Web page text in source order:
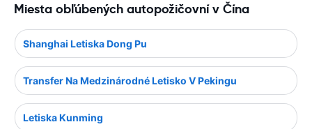
Miesta obľúbených autopožičovní v Čína
Shanghai Letiska Dong Pu
Transfer Na Medzinárodné Letisko V Pekingu
Letiska Kunming